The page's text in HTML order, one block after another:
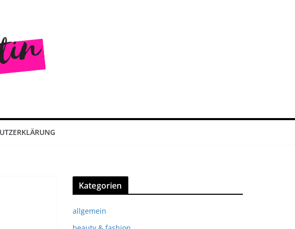
Kategorien
allgemein